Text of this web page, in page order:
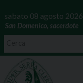
sabato 08 agosto 2026
San Domenico, sacerdote